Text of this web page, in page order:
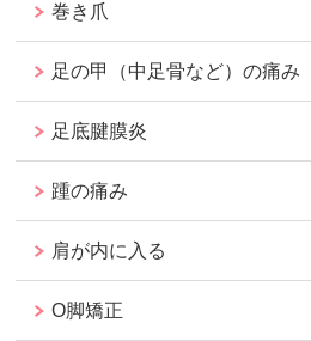
巻き爪
足の甲（中足骨など）の痛み
足底腱膜炎
踵の痛み
肩が内に入る
O脚矯正